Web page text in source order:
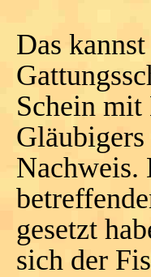
Das
Schein mit
Nachweis.
gesetzt
sich der